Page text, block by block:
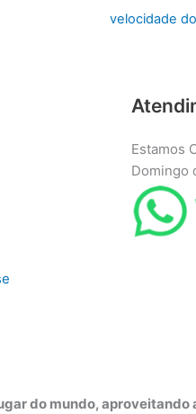
velocidade
Estamos
Domingo
do mundo, aproveitando